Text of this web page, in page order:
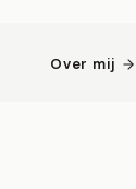
Over mij